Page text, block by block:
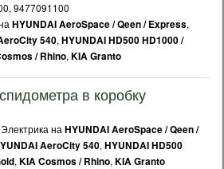
9477091100
HYUNDAI AeroSpace / Qeen / Express,
540, HYUNDAI HD500 HD1000 /
/ Rhino, KIA Granto
в коробку
на HYUNDAI AeroSpace / Qeen /
AeroCity 540, HYUNDAI HD500
, KIA Cosmos / Rhino, KIA Granto